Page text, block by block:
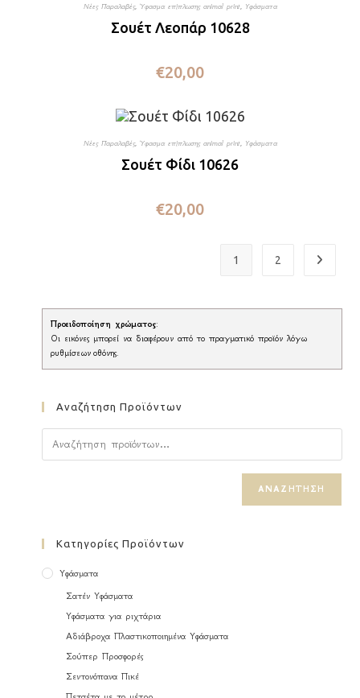
Νέες Παραλαβές, Ύφασμα επίπλωσης animal print, Υφάσματα
Σουέτ Λεοπάρ 10628
€20,00
Νέες Παραλαβές, Ύφασμα επίπλωσης animal print, Υφάσματα
Σουέτ Φίδι 10626
€20,00
1 2
Προειδοποίηση χρώματος:
Οι εικόνες μπορεί να διαφέρουν από το πραγματικό προϊόν λόγω
ρυθμίσεων οθόνης.
Αναζήτηση Προϊόντων
ΑΝΑΖΉΤΗΣΗ
Κατηγορίες Προϊόντων
Υφάσματα
Σατέν Υφάσματα
Υφάσματα για ριχτάρια
Αδιάβροχα Πλαστικοποιημένα Υφάσματα
Σούπερ Προσφορές
Σεντονόπανα Πικέ